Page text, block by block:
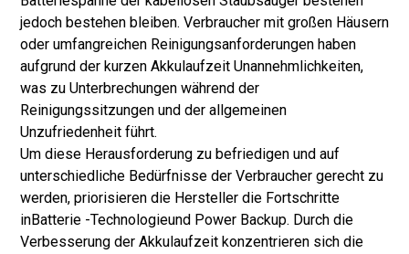
jedoch bestehen bleiben. Verbraucher mit großen Häusern
oder umfangreichen Reinigungsanforderungen haben
aufgrund der kurzen Akkulaufzeit Unannehmlichkeiten,
was zu Unterbrechungen während der
Reinigungssitzungen und der allgemeinen
Unzufriedenheit führt.
Um diese Herausforderung zu befriedigen und auf
unterschiedliche Bedürfnisse der Verbraucher gerecht zu
werden, priorisieren die Hersteller die Fortschritte
inBatterie -Technologieund Power Backup. Durch die
Verbesserung der Akkulaufzeit konzentrieren sich die